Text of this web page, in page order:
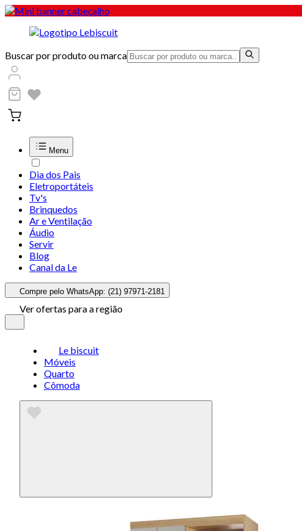
Buscar por produto ou marca
Menu
Dia dos Pais
Eletroportáteis
Tv's
Brinquedos
Ar e Ventilação
Áudio
Servir
Blog
Canal da Le
Compre pelo WhatsApp: (21) 97971-2181
Ver ofertas para a região
Le biscuit
Móveis
Quarto
Cômoda